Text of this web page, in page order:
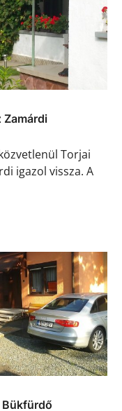
Zamárdi
Torjai
igazol vissza. A
Bükfürdő